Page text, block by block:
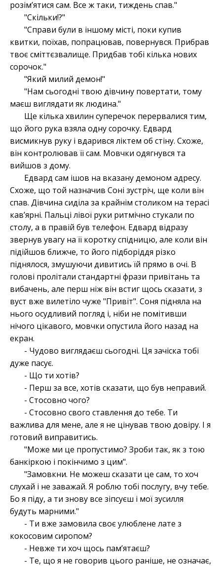
розімʼятися сам. Все ж таки, тиждень спав."
"Скільки!?"
"Справи були в іншому місті, поки купив
квитки, поїхав, попрацював, повернувся. Прибрав
твоє сміттєзвалище. Придбав тобі кілька нових
сорочок."
"Який милий демон!"
"Нам сьогодні твою дівчину повертати, тому
маєш виглядати як людина."
Ще кілька хвилин суперечок перервалися тим,
що його рука взяла одну сорочку. Едвард
висмикнув руку і вдарився ліктем об стіну. Схоже,
він контролював її сам. Мовчки одягнувся та
вийшов з дому.
Едвард сам ішов на вказану демоном адресу.
Схоже, що той назначив Соні зустріч, ще коли він
спав. Дівчина сиділа за крайнім столиком на терасі
кавʼярні. Пальці лівої руки ритмічно стукали по
столу, а в правій був телефон. Едвард відразу
звернув увагу на її коротку спідницю, але коли він
підійшов ближче, то його підборіддя різко
піднялося, змушуючи дивитись їй прямо в очі. В
голові пролітали стандартні фрази привітань та
вибачень, але перш ніж він встиг щось сказати, з
вуст вже вилетіло чуже "Привіт". Соня підняла на
нього осудливий погляд і, ніби не помітивши
нічого цікавого, мовчки опустила його назад на
екран.
- Чудово виглядаєш сьогодні. Ця зачіска тобі
дуже пасує.
- Що ти хотів?
- Перш за все, хотів сказати, що був неправий.
- Стосовно чого?
- Стосовно свого ставлення до тебе. Ти
важлива для мене, але я не цінував твою довіру. І я
готовий виправитись.
"Може ми це пропустимо? Зроби так, як з тою
банкіркою і покінчимо з цим".
"Замовкни. Не можеш сказати це сам, то хоч
слухай і не заважай. Я роблю тобі послугу, вчу тебе.
Бо я піду, а ти знову все зіпсуєш і мої зусилля
будуть марними."
- Ти вже замовила своє улюблене лате з
кокосовим сиропом?
- Невже ти хоч щось памʼятаєш?
- Те, що я не говорив цього раніше, не означає,